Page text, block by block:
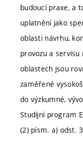
budoucí praxe, a
uplatnění jako
oblasti návrhu,
provozu a servisu
oblastech jsou
zaměřené
do výzkumné,
Studijní program
(2) písm. a) odst.